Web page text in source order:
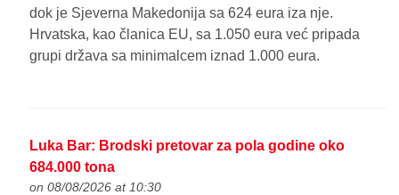
dok je Sjeverna Makedonija sa 624 eura iza nje.
Hrvatska, kao članica EU, sa 1.050 eura već pripada
grupi država sa minimalcem iznad 1.000 eura.
Luka Bar: Brodski pretovar za pola godine oko
684.000 tona
on 08/08/2026 at 10:30